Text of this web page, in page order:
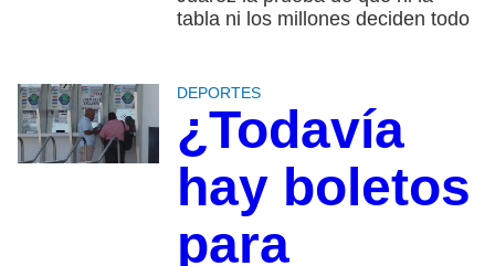
tabla ni los millones deciden todo
DEPORTES
¿Todavía
hay boletos
para